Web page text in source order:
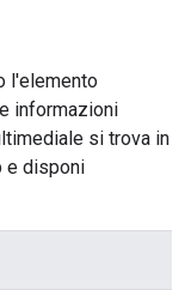
l'elemento
informazioni
si trova in
e disponi